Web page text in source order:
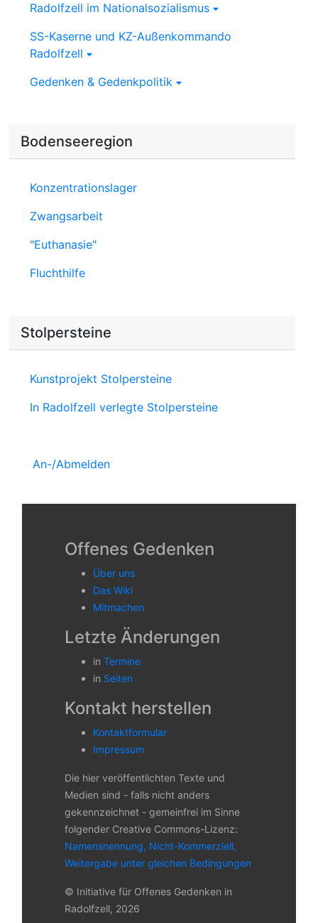
Radolfzell im Nationalsozialismus
SS-Kaserne und KZ-Außenkommando
Radolfzell
Gedenken & Gedenkpolitik
Bodenseeregion
Konzentrationslager
Zwangsarbeit
"Euthanasie"
Fluchthilfe
Stolpersteine
Kunstprojekt Stolpersteine
In Radolfzell verlegte Stolpersteine
An-/Abmelden
Offenes Gedenken
Über uns
Das Wiki
Mitmachen
Letzte Änderungen
in Termine
in Seiten
Kontakt herstellen
Kontaktformular
Impressum
Die hier veröffentlichten Texte und
Medien sind - falls nicht anders
gekennzeichnet - gemeinfrei im Sinne
folgender Creative Commons-Lizenz:
Namensnennung, Nicht-Kommerziell,
Weitergabe unter gleichen Bedingungen
© Initiative für Offenes Gedenken in
Radolfzell, 2026